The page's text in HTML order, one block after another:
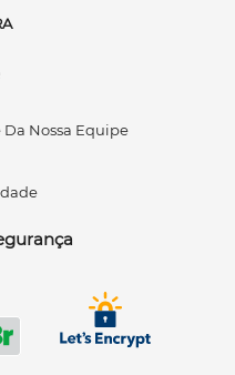
Da Nossa Equipe